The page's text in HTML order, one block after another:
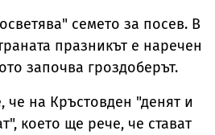
семето за посев. В
празникът е наречен
започва гроздоберът.
че на Кръстовден "денят и
което ще рече, че стават